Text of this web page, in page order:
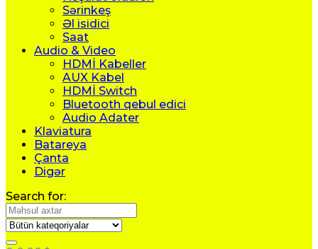
Sərinkeş
Əl isidici
Saat
Audio & Video
HDMİ Kabeller
AUX Kabel
HDMİ Switch
Bluetooth qebul edici
Audio Adater
Klaviatura
Batareya
Çanta
Digər
Search for: